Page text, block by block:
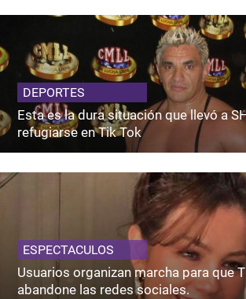
DEPORTES
Esta es la dura situación que llevó a
refugiarse en Tik Tok
ESPECTACULOS
Usuarios organizan marcha para que
abandone las redes sociales.